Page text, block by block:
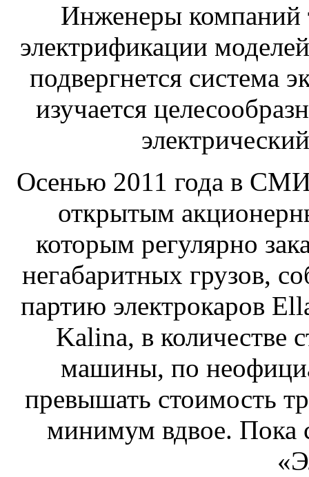
Инженеры компаний
электрификации
подвергнется система
изучается
Осенью 2011 года в СМИ
открытым
которым регулярно
негабаритных грузов,
партию электрокаров
Kalina, в количестве
машины, по
превышать стоимость
минимум вдвое. Пока